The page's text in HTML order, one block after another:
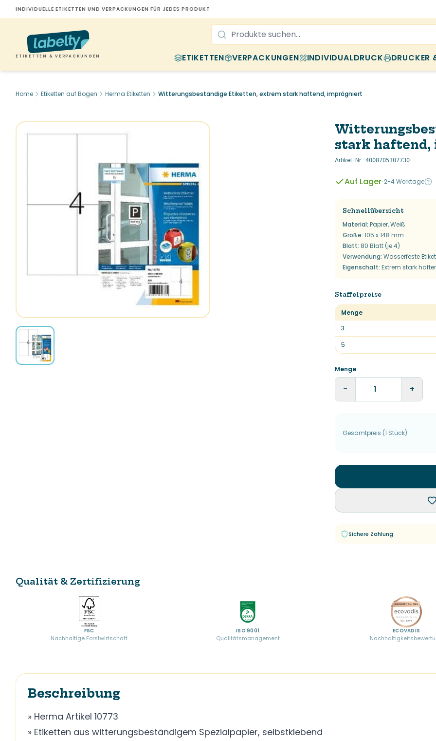
INDIVIDUELLE ETIKETTEN UND VERPACKUNGEN FÜR JEDES PRODUKT
ETIKETTEN & VERPACKUNGEN ETIKETTEN VERPACKUNGEN INDIVIDUALDRUCK DRUCKER
Home Etiketten auf Bogen Herma Etiketten Witterungsbeständige Etiketten, extrem stark haftend, imprägniert
stark haftend,
Artikel-Nr.: 4008705107730
Auf Lager· 2-4 Werktage
Schnellübersicht
Material: Papier, Weiß
Größe: 105 x 148 mm
Blatt: 80 Blatt (je 4)
Verwendung: Wasserfeste
Eigenschaft: Extrem stark
Staffelpreise
Menge
3
5
Menge
− +
Gesamtpreis (1 Stück):
Sichere Zahlung
Qualität & Zertifizierung
FSC
Nachhaltige Forstwirtschaft
ISO 9001
Qualitätsmanagement
ECOVADIS
Beschreibung
» Herma Artikel 10773
» Etiketten aus witterungsbeständigem Spezialpapier, selbstklebend